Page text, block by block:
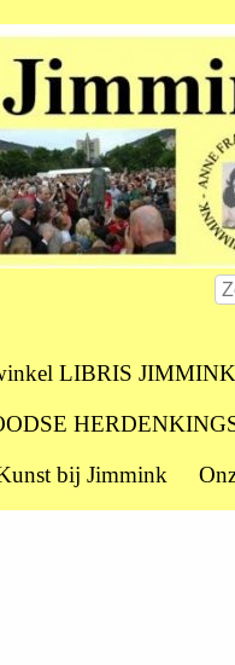
LIBRIS JIMMINK
bij Jimmink